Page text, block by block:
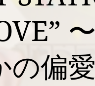
の偏